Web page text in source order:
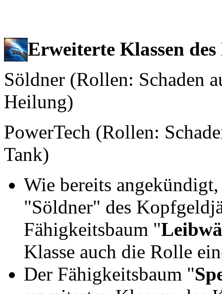
Erweiterte Klassen
Söldner (Rollen: Schaden
Heilung)
PowerTech (Rollen:
Tank)
Wie bereits
"Söldner" des
Fähigkeitsbaum "
Klasse auch die Rolle
Der Fähigkeitsbaum "